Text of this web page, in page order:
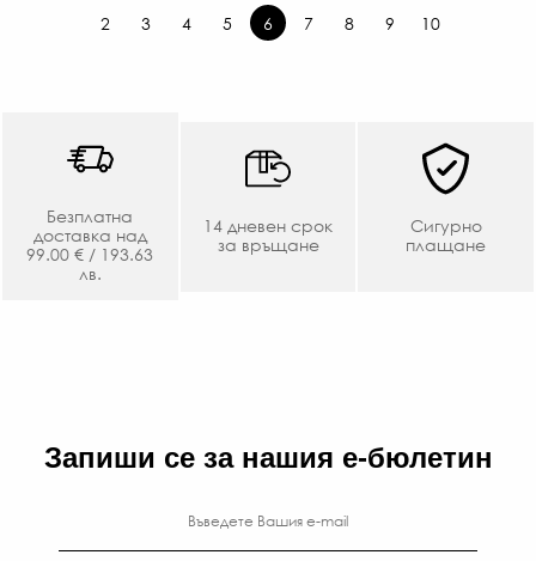
2 3 4 5 6 7 8 9 10
Безплатна
доставка над
99.00 € / 193.63
лв.
14 дневен срок
за връщане
Сигурно
плащане
Запиши се за нашия е-бюлетин